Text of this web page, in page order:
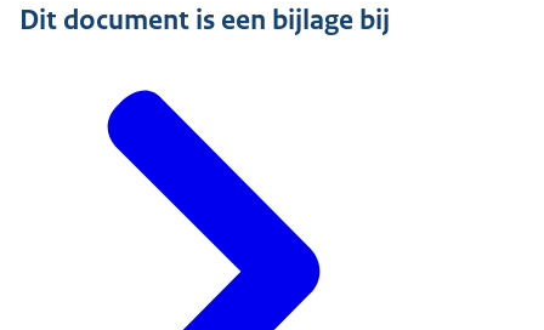
Dit document is een bijlage bij